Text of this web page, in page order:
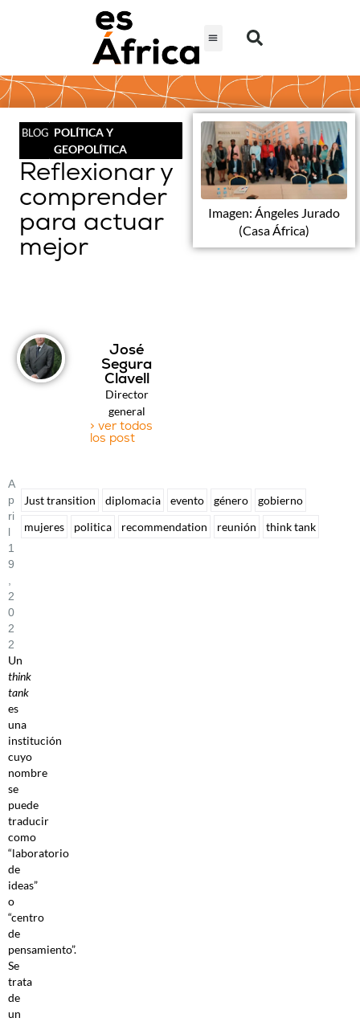
BLOG POLÍTICA Y
GEOPOLÍTICA
Reflexionar y
comprender
para actuar
mejor
Imagen: Ángeles Jurado
(Casa África)
José
Segura
Clavell
Director
general
> ver todos
los post
A
P
Ri
L
1
9
2
0
2
2
Un
think
tank
es
una
institución
cuyo
nombre
se
puede
traducir
como
“laboratorio
de
ideas”
o
“centro
de
pensamiento”.
Se
trata
de
un
Just transition diplomacia evento género
gobierno
mujeres
politica recommendation reunión think tank